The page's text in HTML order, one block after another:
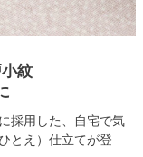
紋
採用した、自宅で気
とえ）仕立てが登